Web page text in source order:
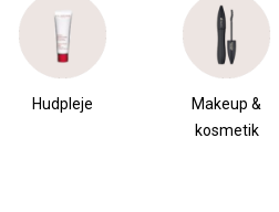
Hudpleje
Makeup &
kosmetik